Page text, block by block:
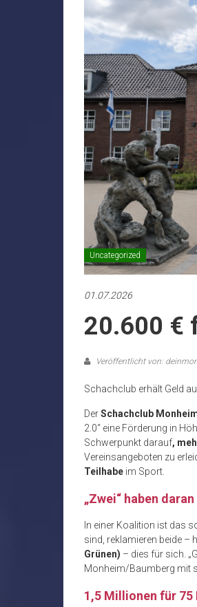
Uncategorized
01.07.2026
20.600 €
Veröffentlicht von:
Schachclub erhält Geld
DerSchachclub
2.0“ eine Förderung in
Schwerpunkt darauf,
Vereinsangeboten zu
Teilhabe im Sport.
„Zwei“ haben
In einer Koalition ist das
sind, reklamieren beide –
Grünen) – dies für sich.
Monheim/Baumberg mit
1,5 Millionen für